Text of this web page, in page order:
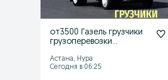
от3500 Газель грузчики
грузоперевозки
услуги.
Астана, Нура
Сегодня в 06:25